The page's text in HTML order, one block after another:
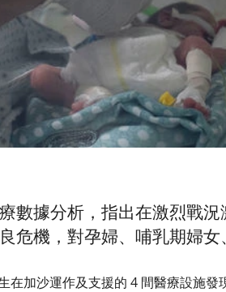
數據分析，指出在激烈戰
危機，對孕婦、哺乳期婦
在加沙運作及支援的 4 間醫療設施